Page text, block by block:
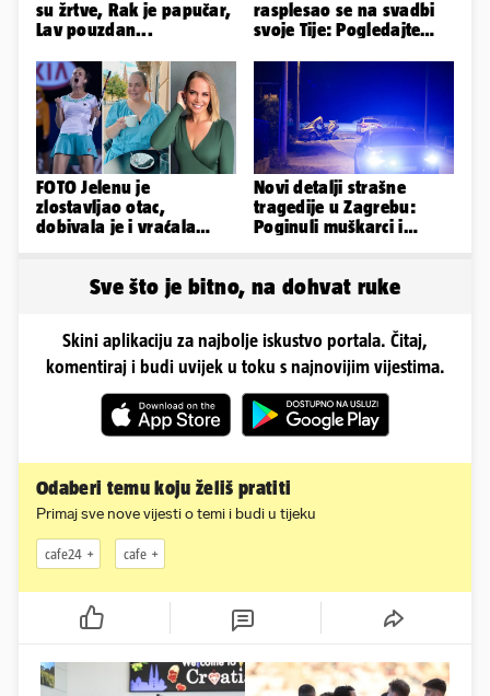
su žrtve, Rak je papučar,
Lav pouzdan...
rasplesao se na svadbi
svoje Tije: Pogledajte
vjenčanje...
FOTO Jelenu je
zlostavljao otac,
dobivala je i vraćala
Novi detalji strašne
tragedije u Zagrebu:
Poginuli muškarci i
Sve što je bitno, na dohvat ruke
Skini aplikaciju za najbolje iskustvo portala. Čitaj,
komentiraj i budi uvijek u toku s najnovijim vijestima.
Odaberi temu koju želiš pratiti
Primaj sve nove vijesti o temi i budi u tijeku
cafe24 cafe